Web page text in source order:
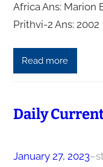
Africa Ans: Marion
Prithvi-2 Ans: 2002‌‌
Read more
Daily
January 27, 2023–